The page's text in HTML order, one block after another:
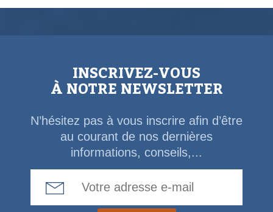
INSCRIVEZ-VOUS
À NOTRE NEWSLETTER
N’hésitez pas à vous inscrire afin d’être
au courant de nos dernières
informations, conseils,...